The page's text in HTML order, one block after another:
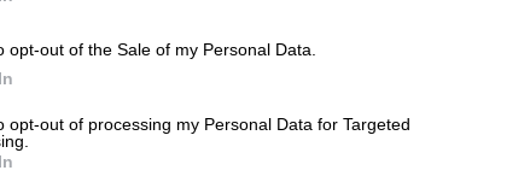
opt-out of the Sale of my Personal Data.
opt-out of processing my Personal Data for Targeted
X-RAY| 13.11.2025 06:00
Αλεξανδρούπολης, το δημόσιο